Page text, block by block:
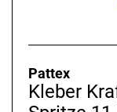
Pattex
Kleber